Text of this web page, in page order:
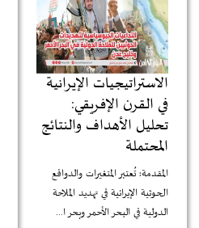
الاستراتيجيات الإيرانية
في القرن الإفريقي:
تحليل الأهداف والنتائج
المحتملة
المقدمة: تُعتبر المتغيرات والدوافع
الحوثية الإيرانية في تهديد الملاحة
الدولية في البحر الأحمر وبحر ا...